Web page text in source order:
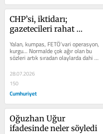
CHP’si, iktidarı;
gazetecileri rahat
Yalan, kumpas, FETÖ’vari operasyon,
kurgu... Normalde çok ağır olan bu
sözleri artık sıradan olaylarda dahi
duyar olduk. Şeffaf ve hesap...
28.07.2026
150
Cumhuriyet
Oğuzhan Uğur
ifadesinde neler söyledi